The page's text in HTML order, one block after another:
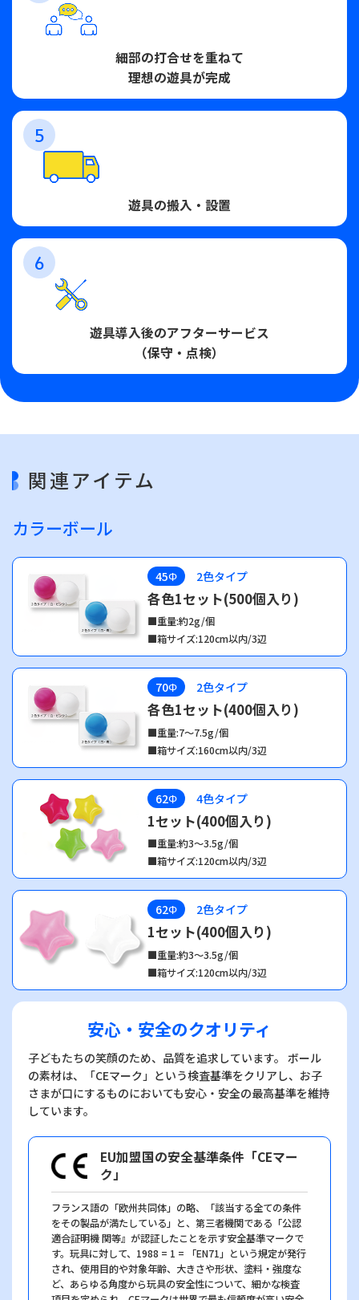
細部の打合せを重ねて
理想の遊具が完成
5
遊具の搬入・設置
6
遊具導入後のアフターサービス
（保守・点検）
関連アイテム
カラーボール
45Φ 2色タイプ
各色1セット(500個入り)
■重量:約2g/個
■箱サイズ:120cm以内/3辺
70Φ 2色タイプ
各色1セット(400個入り)
■重量:7～7.5g/個
■箱サイズ:160cm以内/3辺
62Φ 4色タイプ
1セット(400個入り)
■重量:約3～3.5g/個
■箱サイズ:120cm以内/3辺
62Φ 2色タイプ
1セット(400個入り)
■重量:約3～3.5g/個
■箱サイズ:120cm以内/3辺
安心・安全のクオリティ
子どもたちの笑顔のため、品質を追求しています。 ボール
の素材は、「CEマーク」という検査基準をクリアし、 お子
さまが口にするものにおいても安心・安全の最高基準を維持
しています。
EU加盟国の安全基準条件「CEマー
ク」
フランス語の「欧州共同体」の略、「該当する全ての条件
をその製品が満たしている」と、第三者機関である「公認
適合証明機 関等』が認証したことを示す安全基準マークで
す。玩具に対して、1988 = 1 = 「EN71」という規定が発行
され、使用目的や対象年齢、大きさや形状、塗料・強度な
ど、あらゆる角度から玩具の安全性について、細かな検査